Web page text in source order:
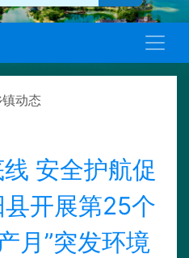
动态
安全护航促
开展第25个
月”突发环境